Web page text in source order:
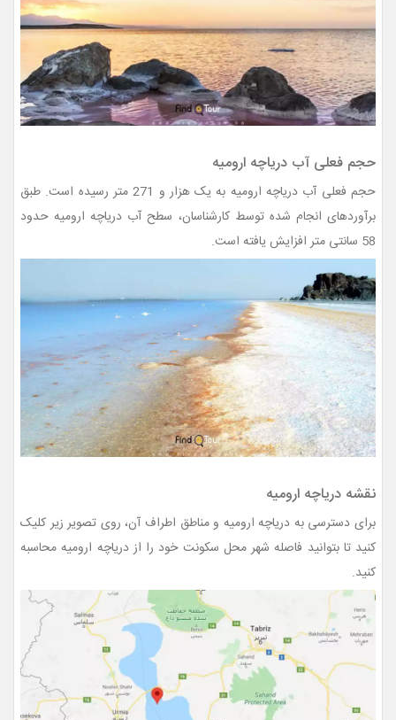
حجم فعلی آب دریاچه ارومیه
حجم فعلی آب دریاچه ارومیه به یک هزار و 271 متر رسیده است. طبق
برآوردهای انجام شده توسط کارشناسان، سطح آب دریاچه ارومیه حدود
58 سانتی متر افزایش یافته است.
نقشه دریاچه ارومیه
برای دسترسی به دریاچه ارومیه و مناطق اطراف آن، روی تصویر زیر کلیک
کنید تا بتوانید فاصله شهر محل سکونت خود را از دریاچه ارومیه محاسبه
کنید.